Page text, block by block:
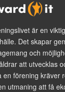
är en
Det skapar
och
att utvecklas
en förening kräver
utmaning att få